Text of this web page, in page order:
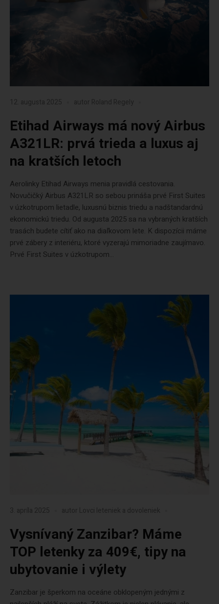
12. augusta 2025 autor Roland Regely
Etihad Airways má nový Airbus
A321LR: prvá trieda a luxus aj
na kratších letoch
Aerolinky Etihad Airways menia pravidlá cestovania.
Novučičký Airbus A321LR so sebou prináša prvé First Suites
v úzkotrupom lietadle, luxusnú biznis triedu a nadštandardnú
ekonomickú triedu. Od augusta 2025 sa na vybraných kratších
trasách budete cítiť ako na diaľkovom lete. K dispozícii máme
prvé zábery z interiéru, ktoré vyzerajú mimoriadne zaujímavo.
Prvé First Suites v úzkotrupom...
3. apríla 2025 autor Lovci leteniek a dovoleniek
Vysnívaný Zanzibar? Máme
TOP letenky za 409€, tipy na
ubytovanie i výlety
Zanzibar je šperkom na oceáne obklopeným jednými z